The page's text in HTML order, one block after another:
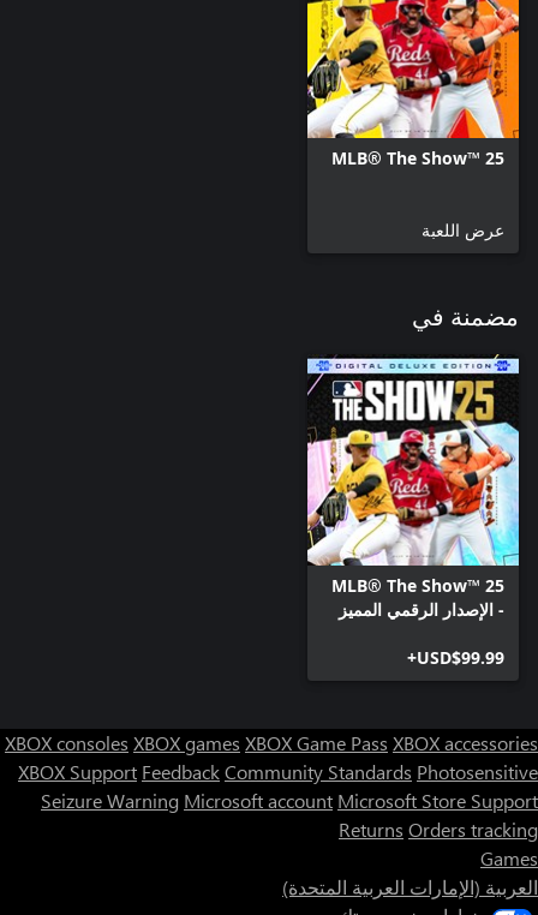
MLB® The Show™ 25
عرض اللعبة
مضمنة في
MLB® The Show™ 25
- الإصدار الرقمي المميز
Edition)
USD$99.99+
XBOX consoles XBOX games XBOX Game Pass XBOX accessories
XBOX Support FeedbackCommunity Standards Photosensitive
Seizure Warning Microsoft account Microsoft Store Support
Returns Orders tracking
Games
العربية (الإمارات العربية المتحدة)